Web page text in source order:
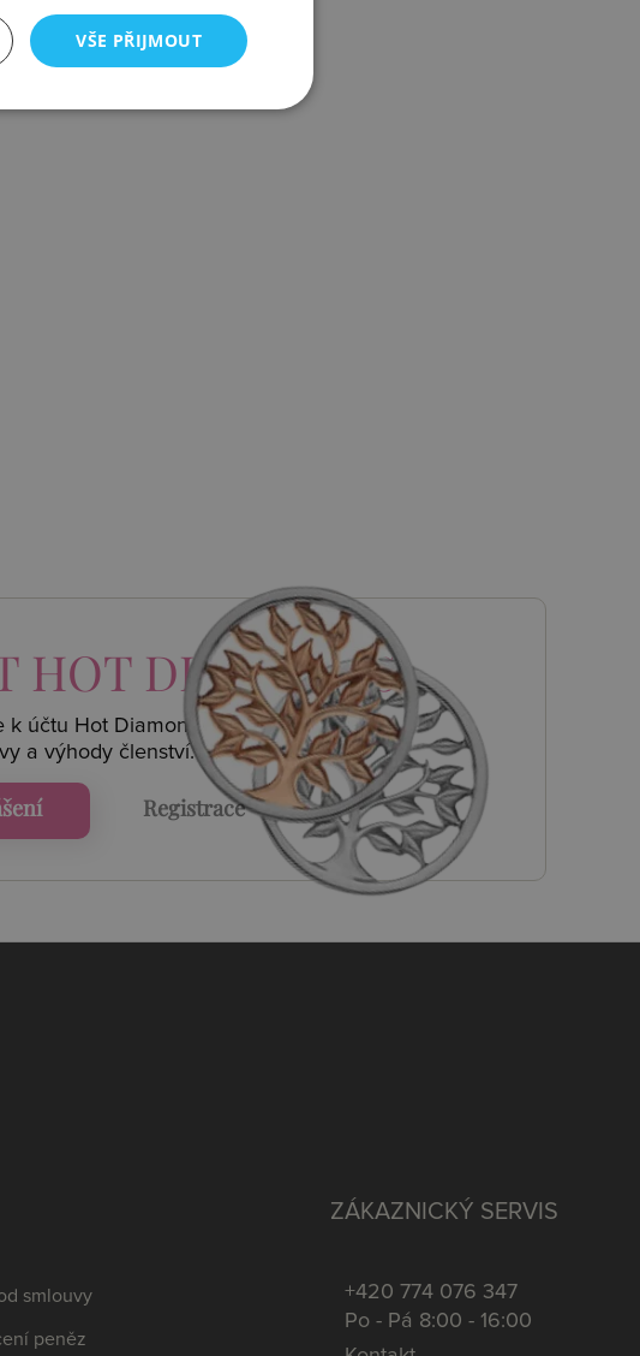
HOT DIAMONDS
k účtu Hot Diamonds a
a výhody členství.
Registrace
ZÁKAZNICKÝ SERVIS
+420 774 076 347
Po - Pá 8:00 - 16:00
smlouvy
peněz
VŠE PŘIJMOUT